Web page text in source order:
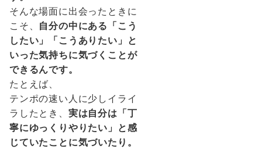
そんな場面に出会ったときに
こそ、 自分の中にある「こう
したい」「こうありたい」と
いった気持ちに気づくことが
できるんです。
たとえば、
テンポの速い人に少しイライ
ラしたとき、 実は自分は「丁
寧にゆっくりやりたい」と感
じていたことに気づいたり。